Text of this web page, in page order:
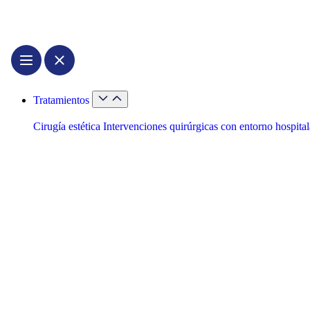
Tratamientos
Cirugía estética Intervenciones quirúrgicas con entorno